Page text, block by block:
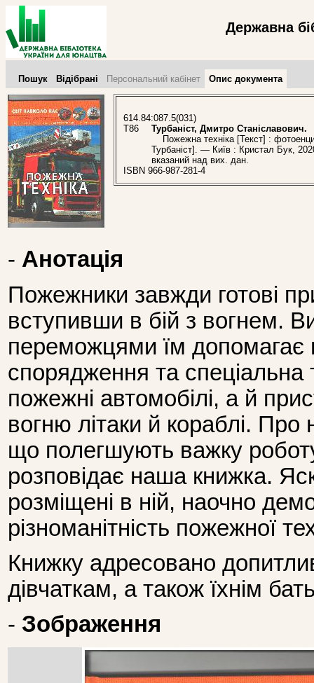
Державна
Пошук Відібрані Персональний кабінет Опис документа
614.84:087.5(031)
Т86
Турбаніст, Дмитро Станіславович.
Пожежна техніка [Текст] :
Турбаніст]. — Київ : Кристал Бук,
вказаний над вих. дан.
ISBN 966-987-281-4
- Анотація
Пожежники завжди готові
вступивши в бій з вогнем.
переможцями їм допомагає
спорядження та
пожежні автомобілі, а й
вогню літаки й кораблі. Про
що полегшують важку
розповідає наша книжка.
розміщені в ній, наочно
різноманітність пожежної
Книжку адресовано
дівчаткам, а також їхнім
- Зображення